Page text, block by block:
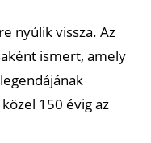
nyúlik vissza. Az
ismert, amely
150 évig az